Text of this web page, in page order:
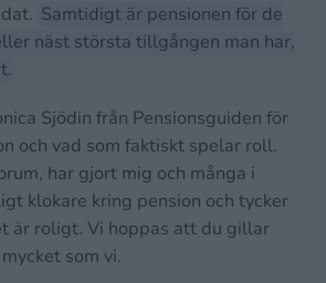
Samtidigt är pensionen för de
näst största tillgången man har,
Sjödin från Pensionsguiden för
och vad som faktiskt spelar roll.
har gjort mig och många i
klokare kring pension och tycker
är roligt. Vi hoppas att du gillar
som vi.